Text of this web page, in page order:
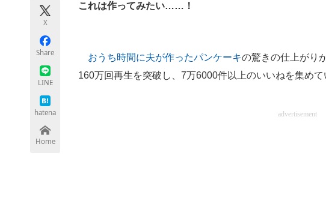
X
Share
LINE
hatena
Home
これは作ってみたい……！
おうち時間に夫が作ったパンケーキの驚きの仕上がり
160万回再生を突破し、7万6000件以上のいいねを集めて
advertisement